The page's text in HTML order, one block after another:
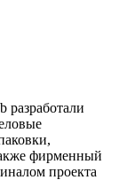
разработали
фирменный
проекта